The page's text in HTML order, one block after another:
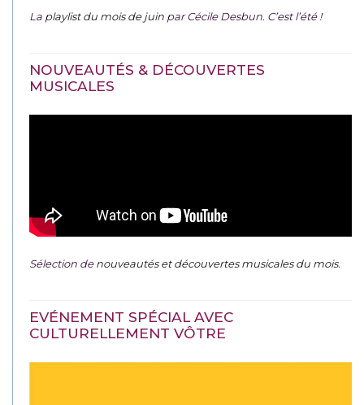
La playlist du mois de juin par Cécile Desbun. C’est l’été !
NOUVEAUTÉS & DÉCOUVERTES
MUSICALES
Sélection denouveautés et découvertes musicales du mois.
EVÉNEMENT SPÉCIAL AVEC
CULTURELLEMENT VÔTRE